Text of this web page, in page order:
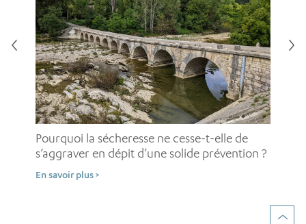
Pourquoi la sécheresse ne cesse-t-elle de
s’aggraver en dépit d’une solide prévention ?
En savoir plus >